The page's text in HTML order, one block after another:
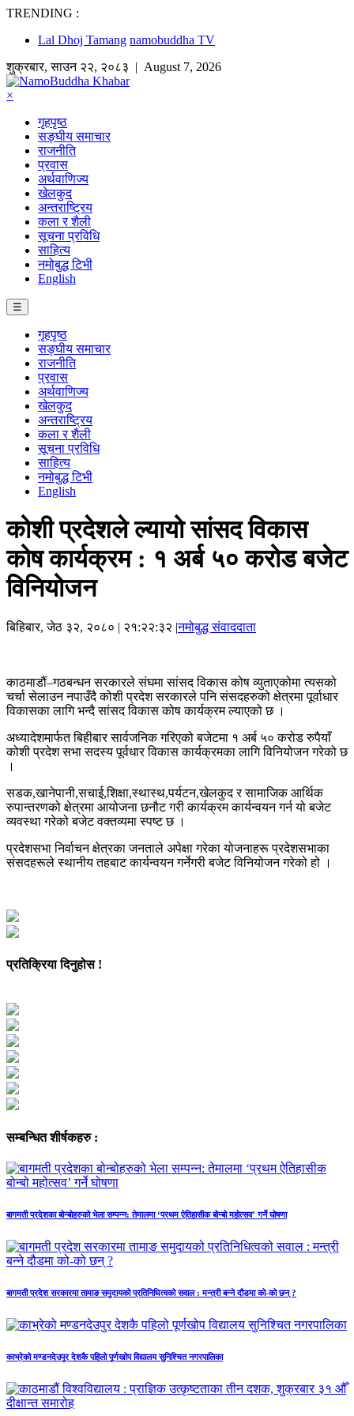
TRENDING :
Lal Dhoj Tamang namobuddha TV
शुक्रबार,साउन २२, २०८३ | August 7, 2026
×
गृहपृष्ठ
सङ्घीय समाचार
राजनीति
प्रवास
अर्थवाणिज्य
खेलकुद
अन्तराष्ट्रिय
कला र शैली
सूचना प्रविधि
साहित्य
नमोबुद्ध टिभी
English
☰
गृहपृष्ठ
सङ्घीय समाचार
राजनीति
प्रवास
अर्थवाणिज्य
खेलकुद
अन्तराष्ट्रिय
कला र शैली
सूचना प्रविधि
साहित्य
नमोबुद्ध टिभी
English
कोशी प्रदेशले ल्यायो सांसद विकास
कोष कार्यक्रम : १ अर्ब ५० करोड बजेट
विनियोजन
बिहिबार, जेठ ३२, २०८० | २१:२२:३२ |नमोबुद्ध संवाददाता
काठमाडौं–गठबन्धन सरकारले संघमा सांसद विकास कोष व्युताएकोमा त्यसको
चर्चा सेलाउन नपाउँदै कोशी प्रदेश सरकारले पनि संसदहरुको क्षेत्रमा पूर्वाधार
विकासका लागि भन्दै सांसद विकास कोष कार्यक्रम ल्याएको छ ।
अध्यादेशमार्फत बिहीबार सार्वजनिक गरिएको बजेटमा १ अर्ब ५० करोड रुपैयाँ
कोशी प्रदेश सभा सदस्य पूर्वधार विकास कार्यक्रमका लागि विनियोजन गरेको छ
।
सडक,खानेपानी,सचाई,शिक्षा,स्थास्थ,पर्यटन,खेलकुद र सामाजिक आर्थिक
रुपान्तरणको क्षेत्रमा आयोजना छनौट गरी कार्यक्रम कार्यन्वयन गर्न यो बजेट
व्यवस्था गरेको बजेट वक्तव्यमा स्पष्ट छ ।
प्रदेशसभा निर्वाचन क्षेत्रका जनताले अपेक्षा गरेका योजनाहरू प्रदेशसभाका
संसदहरूले स्थानीय तहबाट कार्यन्वयन गर्नेगरी बजेट विनियोजन गरेको हो ।
प्रतिक्रिया दिनुहोस !
सम्बन्धित शीर्षकहरु :
बागमती प्रदेशका बोन्बोहरुको भेला सम्पन्न: तेमालमा ‘प्रथम ऐतिहासीक बोन्बो महोत्सव’ गर्ने घोषणा
बागमती प्रदेश सरकारमा तामाङ समुदायको प्रतिनिधित्वको सवाल : मन्त्री बन्ने दौडमा को‐को छन् ?
काभ्रेको मण्डनदेउपुर देशकै पहिलो पूर्णखोप विद्यालय सुनिश्चित नगरपालिका